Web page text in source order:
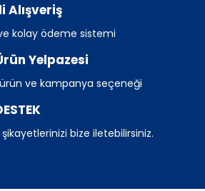
Alışveriş
kolay ödeme sistemi
Yelpazesi
ve kampanya seçeneği
bize iletebilirsiniz.